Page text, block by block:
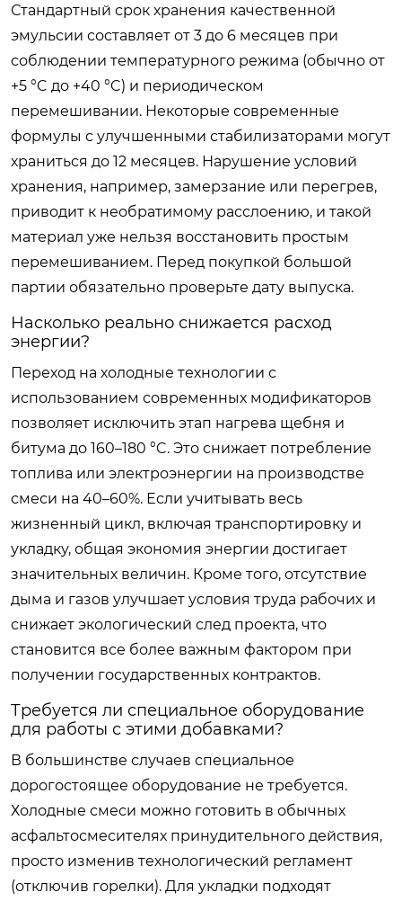
Стандартный срок хранения качественной
эмульсии составляет от 3 до 6 месяцев при
соблюдении температурного режима (обычно от
+5 °C до +40 °C) и периодическом
перемешивании. Некоторые современные
формулы с улучшенными стабилизаторами могут
храниться до 12 месяцев. Нарушение условий
хранения, например, замерзание или перегрев,
приводит к необратимому расслоению, и такой
материал уже нельзя восстановить простым
перемешиванием. Перед покупкой большой
партии обязательно проверьте дату выпуска.
Насколько реально снижается расход
энергии?
Переход на холодные технологии с
использованием современных модификаторов
позволяет исключить этап нагрева щебня и
битума до 160–180 °C. Это снижает потребление
топлива или электроэнергии на производстве
смеси на 40–60%. Если учитывать весь
жизненный цикл, включая транспортировку и
укладку, общая экономия энергии достигает
значительных величин. Кроме того, отсутствие
дыма и газов улучшает условия труда рабочих и
снижает экологический след проекта, что
становится все более важным фактором при
получении государственных контрактов.
Требуется ли специальное оборудование
для работы с этими добавками?
В большинстве случаев специальное
дорогостоящее оборудование не требуется.
Холодные смеси можно готовить в обычных
асфальтосмесителях принудительного действия,
просто изменив технологический регламент
(отключив горелки). Для укладки подходят